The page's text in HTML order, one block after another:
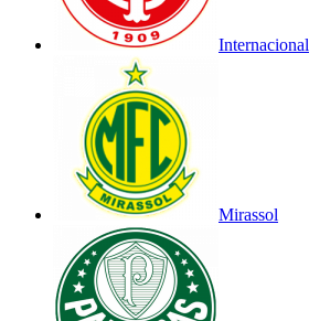
Internacional
Mirassol